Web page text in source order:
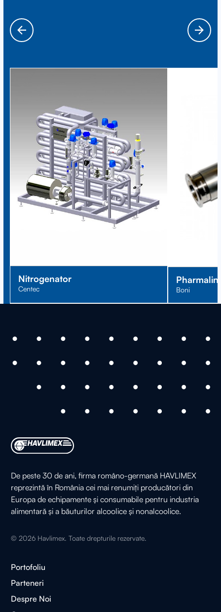
Nitrogenator
Centec Boni
De peste 30 de ani, firma româno-germană HAVLIMEX
reprezintă în România cei mai renumiți producători din
Europa de echipamente și consumabile pentru industria
alimentară și a băuturilor alcoolice și nonalcoolice.
©2026 Havlimex. Toate drepturile rezervate.
Portofoliu
Parteneri
Despre Noi